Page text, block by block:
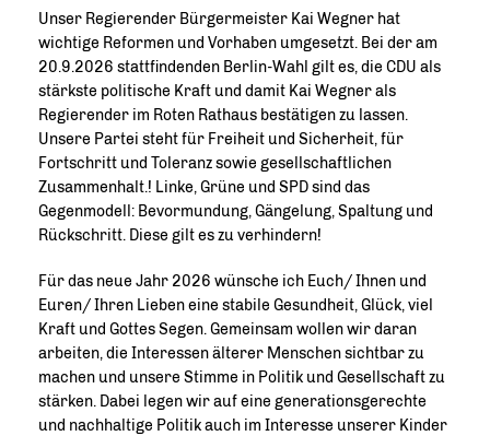
Unser Regierender Bürgermeister Kai Wegner hat
wichtige Reformen und Vorhaben umgesetzt. Bei der am
20.9.2026 stattfindenden Berlin-Wahl gilt es, die CDU als
stärkste politische Kraft und damit Kai Wegner als
Regierender im Roten Rathaus bestätigen zu lassen.
Unsere Partei steht für Freiheit und Sicherheit, für
Fortschritt und Toleranz sowie gesellschaftlichen
Zusammenhalt.! Linke, Grüne und SPD sind das
Gegenmodell: Bevormundung, Gängelung, Spaltung und
Rückschritt. Diese gilt es zu verhindern!
Für das neue Jahr 2026 wünsche ich Euch/ Ihnen und
Euren/ Ihren Lieben eine stabile Gesundheit, Glück, viel
Kraft und Gottes Segen. Gemeinsam wollen wir daran
arbeiten, die Interessen älterer Menschen sichtbar zu
machen und unsere Stimme in Politik und Gesellschaft zu
stärken. Dabei legen wir auf eine generationsgerechte
und nachhaltige Politik auch im Interesse unserer Kinder